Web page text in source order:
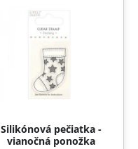
Silikónová pečiatka -
vianočná ponožka